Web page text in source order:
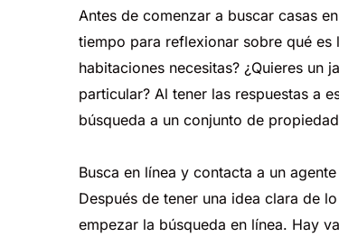
Antes de comenzar a buscar casas en
tiempo para reflexionar sobre qué es
habitaciones necesitas? ¿Quieres un
particular? Al tener las respuestas a
búsqueda a un conjunto de
Busca en línea y contacta a un agente
Después de tener una idea clara de lo
empezar la búsqueda en línea. Hay